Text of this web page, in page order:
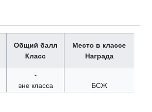
Общий балл
Класс
Место в классе
Награда
-
вне класса
БСЖ